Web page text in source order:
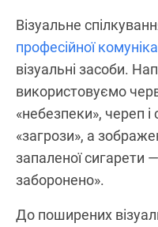
Візуальне
професійної
візуальні засоби.
використовуємо
«небезпеки», череп
«загрози», а
запаленої сигарети
заборонено».
До поширених